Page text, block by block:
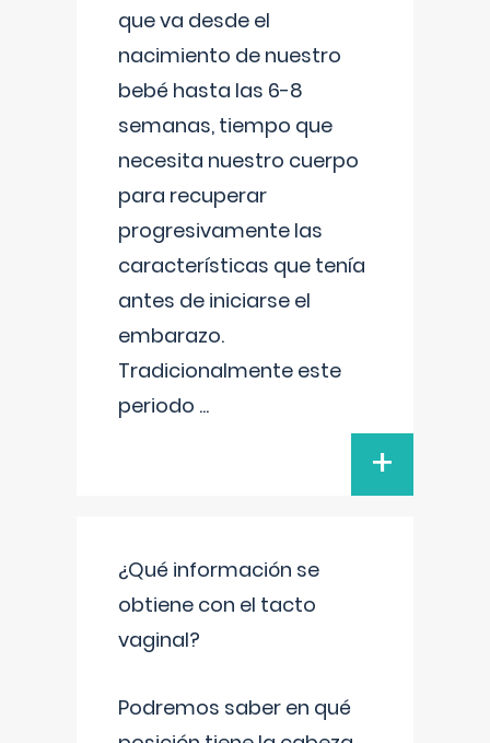
que va desde el
nacimiento de nuestro
bebé hasta las 6-8
semanas, tiempo que
necesita nuestro cuerpo
para recuperar
progresivamente las
características que tenía
antes de iniciarse el
embarazo.
Tradicionalmente este
periodo ...
+
¿Qué información se
obtiene con el tacto
vaginal?
Podremos saber en qué